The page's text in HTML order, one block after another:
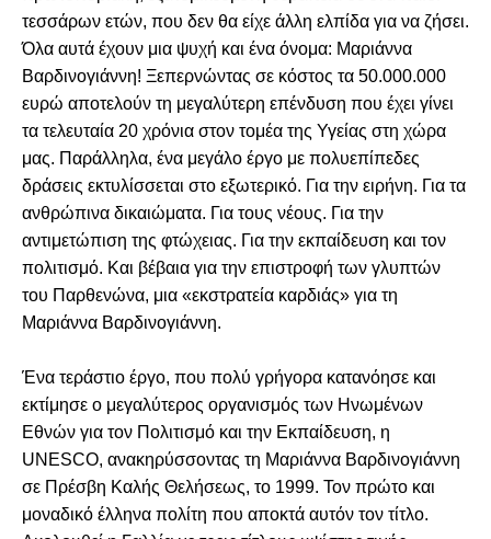
τεσσάρων ετών, που δεν θα είχε άλλη ελπίδα για να ζήσει.
Όλα αυτά έχουν μια ψυχή και ένα όνομα: Μαριάννα
Βαρδινογιάννη! Ξεπερνώντας σε κόστος τα 50.000.000
ευρώ αποτελούν τη μεγαλύτερη επένδυση που έχει γίνει
τα τελευταία 20 χρόνια στον τομέα της Υγείας στη χώρα
μας. Παράλληλα, ένα μεγάλο έργο με πολυεπίπεδες
δράσεις εκτυλίσσεται στο εξωτερικό. Για την ειρήνη. Για τα
ανθρώπινα δικαιώματα. Για τους νέους. Για την
αντιμετώπιση της φτώχειας. Για την εκπαίδευση και τον
πολιτισμό. Και βέβαια για την επιστροφή των γλυπτών
του Παρθενώνα, μια «εκστρατεία καρδιάς» για τη
Μαριάννα Βαρδινογιάννη.
Ένα τεράστιο έργο, που πολύ γρήγορα κατανόησε και
εκτίμησε ο μεγαλύτερος οργανισμός των Ηνωμένων
Εθνών για τον Πολιτισμό και την Εκπαίδευση, η
UNESCO, ανακηρύσσοντας τη Μαριάννα Βαρδινογιάννη
σε Πρέσβη Καλής Θελήσεως, το 1999. Τον πρώτο και
μοναδικό έλληνα πολίτη που αποκτά αυτόν τον τίτλο.